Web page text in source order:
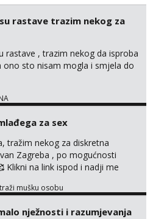
me kada se oslobodi
- Kod: #87
- Kod: #123
me kada se oslobodi
rastave trazim nekog za
rastave , trazim nekog da isproba
ono sto nisam mogla i smjela do
za sex
tražim nekog za diskretna
Zagreba , po mogućnosti
Klikni na link ispod i nadji me
mušku osobu
nježnosti i razumjevanja